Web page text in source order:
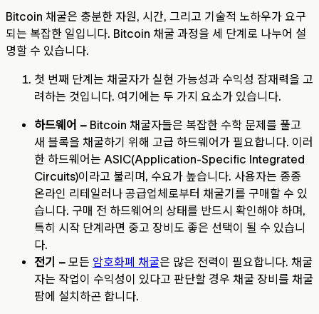
Bitcoin 채굴은 충분한 자원, 시간, 그리고 기술적 노하우가 요구
되는 복잡한 일입니다. Bitcoin 채굴 과정을 세 단계로 나누어 설
명할 수 있습니다.
첫 번째 단계는 채굴자가 실현 가능성과 수익성 잠재력을 고
려하는 것입니다. 여기에는 두 가지 요소가 있습니다.
하드웨어 – Bitcoin 채굴자들은 복잡한 수학 문제를 풀고
새 블록을 채굴하기 위해 고급 하드웨어가 필요합니다. 이러
한 하드웨어는 ASIC(Application-Specific Integrated
Circuits)이라고 불리며, 수요가 높습니다. 사용자는 종종
온라인 리테일러나 공급업체로부터 채굴기를 구매할 수 있
습니다. 구매 전 하드웨어의 상태를 반드시 확인해야 하며,
특히 시작 단계라면 중고 장비도 좋은 선택이 될 수 있습니
다.
전기 – 모든 암호화폐 채굴은 많은 전력이 필요합니다. 채굴
자는 작업이 수익성이 있다고 판단할 경우 채굴 장비를 채굴
팜에 설치하곤 합니다.